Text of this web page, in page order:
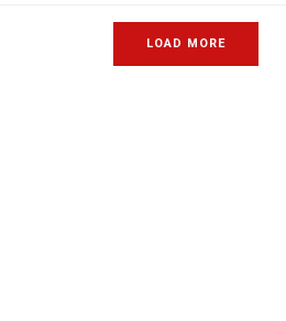
LOAD MORE